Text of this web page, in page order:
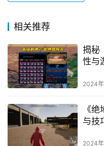
相关推荐
揭秘
性与
2024
《
与技
2024